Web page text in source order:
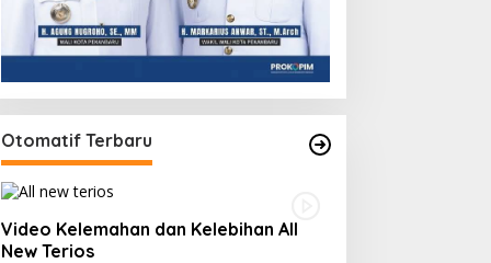
Otomatif Terbaru
Video Kelemahan dan Kelebihan All
New Terios